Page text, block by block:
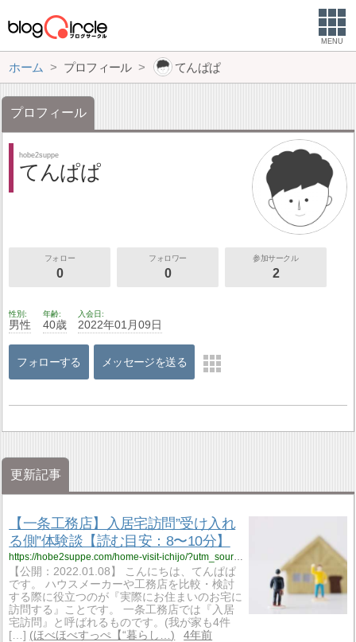
MENU
ホーム プロフィール てんぱぱ
プロフィール
hobe2suppe
てんぱぱ
フォロー
0
フォロワー
0
参加サークル
2
性別
男性
年齢
40歳
入会日
2022年01月09日
フォローする メッセージを送る
更新記事
【一条工務店】入居宅訪問”受け入れ
る側”体験談【読む目安：8〜10分】
https://hobe2suppe.com/home-visit-ichijo/?utm_source=rss&utm_medium=rss&utm_campaign=home-visit-ichijo
【公開：2022.01.08】 こんにちは、てんぱぱ
です。 ハウスメーカーや工務店を比較・検討
する際に役立つのが『実際にお住まいのお宅に
訪問する』ことです。 一条工務店では『入居
宅訪問』と呼ばれるものです。(我が家も4件
[…]
ほべほべすっぺ【“暮らし…
4年前